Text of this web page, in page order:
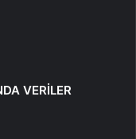
VERİLER